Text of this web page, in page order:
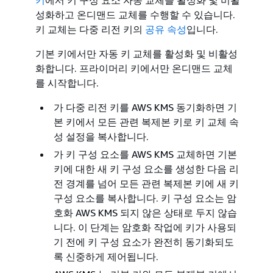
성화하고 온디맨드 교체를 수행할 수 있습니다.
키 교체는 다중 리전 키의 공유 속성입니다.
기본 키에서만 자동 키 교체를 활성화 및 비활성
화합니다. 프라이머리 키에서만 온디맨드 교체
를 시작합니다.
가 다중 리전 키를 AWS KMS 동기화하면 기
본 키에서 모든 관련 복제본 키로 키 교체 속
성 설정을 복사합니다.
가 키 구성 요소를 AWS KMS 교체하면 기본
키에 대한 새 키 구성 요소를 생성한 다음 리
전 경계를 넘어 모든 관련 복제본 키에 새 키
구성 요소를 복사합니다. 키 구성 요소는 암
호화 AWS KMS 되지 않은 상태로 두지 않습
니다. 이 단계는 암호화 작업에 키가 사용되
기 전에 키 구성 요소가 완전히 동기화되도
록 신중하게 제어됩니다.